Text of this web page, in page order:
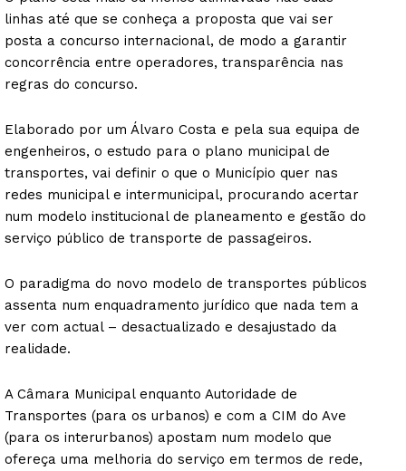
linhas até que se conheça a proposta que vai ser
posta a concurso internacional, de modo a garantir
concorrência entre operadores, transparência nas
regras do concurso.
Elaborado por um Álvaro Costa e pela sua equipa de
engenheiros, o estudo para o plano municipal de
transportes, vai definir o que o Município quer nas
redes municipal e intermunicipal, procurando acertar
num modelo institucional de planeamento e gestão do
serviço público de transporte de passageiros.
O paradigma do novo modelo de transportes públicos
assenta num enquadramento jurídico que nada tem a
ver com actual – desactualizado e desajustado da
realidade.
A Câmara Municipal enquanto Autoridade de
Transportes (para os urbanos) e com a CIM do Ave
(para os interurbanos) apostam num modelo que
ofereça uma melhoria do serviço em termos de rede,